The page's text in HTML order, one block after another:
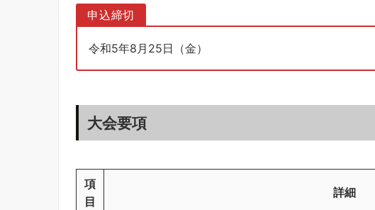
申込締切
令和5年8月25日（金）
大会要項
項
目
詳細